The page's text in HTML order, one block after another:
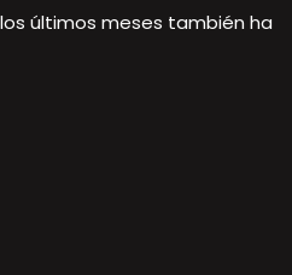
últimos meses también ha